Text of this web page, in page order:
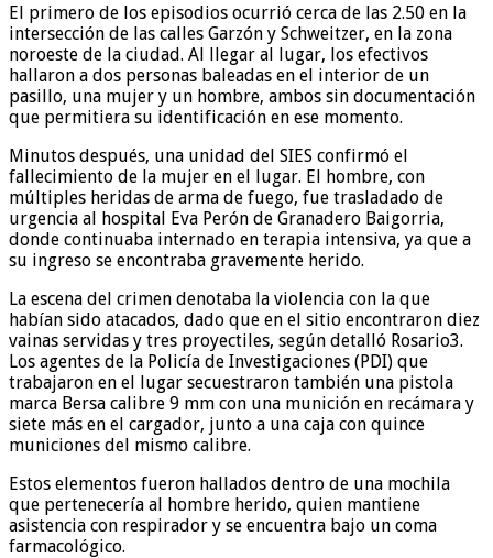
El primero de los episodios ocurrió cerca de las 2.50 en la
intersección de las calles Garzón y Schweitzer, en la zona
noroeste de la ciudad. Al llegar al lugar, los efectivos
hallaron a dos personas baleadas en el interior de un
pasillo, una mujer y un hombre, ambos sin documentación
que permitiera su identificación en ese momento.
Minutos después, una unidad del SIES confirmó el
fallecimiento de la mujer en el lugar. El hombre, con
múltiples heridas de arma de fuego, fue trasladado de
urgencia al hospital Eva Perón de Granadero Baigorria,
donde continuaba internado en terapia intensiva, ya que a
su ingreso se encontraba gravemente herido.
La escena del crimen denotaba la violencia con la que
habían sido atacados, dado que en el sitio encontraron diez
vainas servidas y tres proyectiles, según detalló Rosario3.
Los agentes de la Policía de Investigaciones (PDI) que
trabajaron en el lugar secuestraron también una pistola
marca Bersa calibre 9 mm con una munición en recámara y
siete más en el cargador, junto a una caja con quince
municiones del mismo calibre.
Estos elementos fueron hallados dentro de una mochila
que pertenecería al hombre herido, quien mantiene
asistencia con respirador y se encuentra bajo un coma
farmacológico.